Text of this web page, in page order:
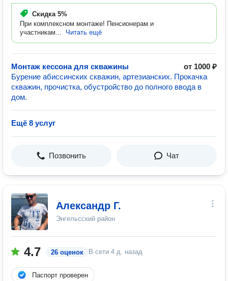
Скидка 5%
При комплексном монтаже! Пенсионерам и
участникам...
Читать ещё
Монтаж кессона для скважины
от 1000 ₽
Бурение абиссинских скважин, артезианских. Прокачка
скважин, прочистка, обустройство до полного ввода в
дом.
Ещё 8 услуг
Позвонить Чат
Александр Г.
Энгельсский район
4.7 26 оценок В сети 4 д. назад
Паспорт проверен